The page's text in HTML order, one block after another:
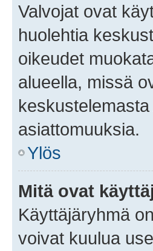
Valvojat ovat
huolehtia
oikeudet
alueella, missä
keskustelemasta
asiattomuuksia.
Ylös
Mitä ovat
Käyttäjäryhmä
voivat kuulua